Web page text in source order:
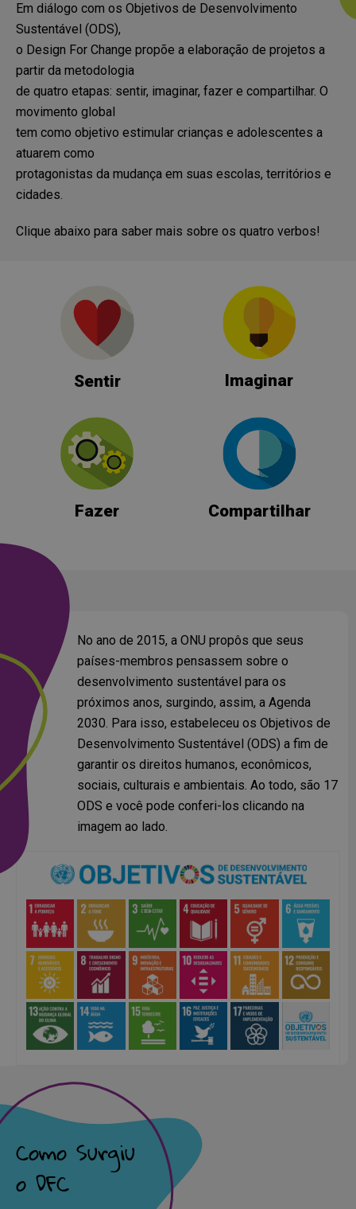
Em diálogo com os Objetivos de Desenvolvimento
Sustentável (ODS),
o Design For Change propõe a elaboração de projetos a
partir da metodologia
de quatro etapas: sentir, imaginar, fazer e compartilhar. O
movimento global
tem como objetivo estimular crianças e adolescentes a
atuarem como
protagonistas da mudança em suas escolas, territórios e
cidades.
Clique abaixo para saber mais sobre os quatro verbos!
Sentir Imaginar
Fazer Compartilhar
No ano de 2015, a ONU propôs que seus
países-membros pensassem sobre o
desenvolvimento sustentável para os
próximos anos, surgindo, assim, a Agenda
2030. Para isso, estabeleceu os Objetivos de
Desenvolvimento Sustentável (ODS) a fim de
garantir os direitos humanos, econômicos,
sociais, culturais e ambientais. Ao todo, são 17
ODS e você pode conferi-los clicando na
imagem ao lado.
Como Surgiu
o DFC
Celular (opcional)
Telefone (opcional)
Estado
Cidade
Autorizo o envio de minhas informações para a pessoa
responsável pela inscrição do projeto e compreendo que o
quaisquer trocas que possam ocorrer a partir desse
contato.